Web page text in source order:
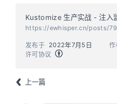
Kustomize 生产实战 - 注入
https://ewhisper.cn/posts/
作
发布于
2022年7月5日
许可协议
上一篇